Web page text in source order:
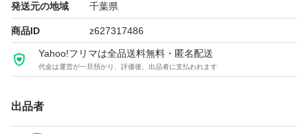
さい。
お値下げは交渉はお受けできません。
即購入歓迎です。
発送元の地域 千葉県
商品ID z627317486
Yahoo!フリマは全品送料無料・匿名配送
代金は運営が一旦預かり、評価後、出品者に支払われます
出品者